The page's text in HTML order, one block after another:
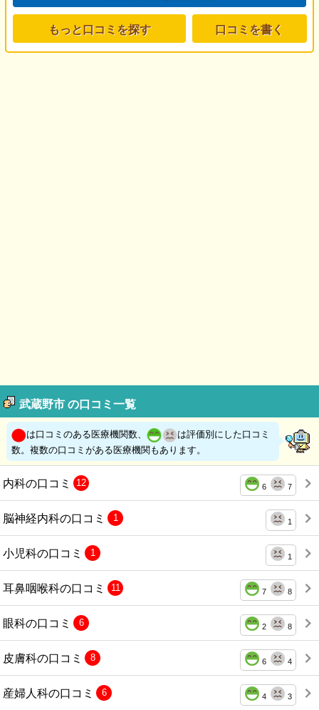
もっと口コミを探す 口コミを書く
武蔵野市 の口コミ一覧
は口コミのある医療機関数、
は評価別にした口コミ
数。複数の口コミがある医療機関もあります。
内科の口コミ 6 7
12
脳神経内科の口コミ 1
1
小児科の口コミ 1
1
耳鼻咽喉科の口コミ 7 8
11
眼科の口コミ 2 8
6
皮膚科の口コミ 6 4
8
産婦人科の口コミ 4 3
6